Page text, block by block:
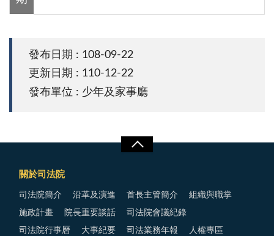
發布日期 : 108-09-22
更新日期 : 110-12-22
發布單位 : 少年及家事廳
關於司法院
司法院簡介 沿革及演進 首長主管簡介 組織與職掌
施政計畫 院長重要談話 司法院會議紀錄
司法院行事曆 大事紀要 司法業務年報 人權專區